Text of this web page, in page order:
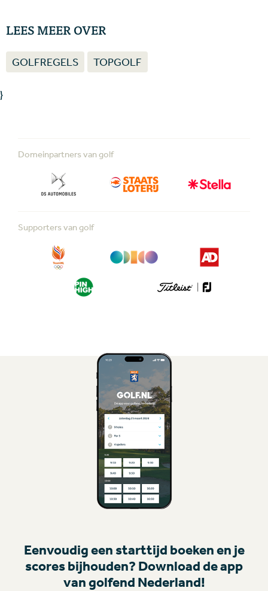
LEES MEER OVER
GOLFREGELS TOPGOLF
}
Domeinpartners van golf
Supporters van golf
Eenvoudig een starttijd boeken en je
scores bijhouden? Download de app
van golfend Nederland!